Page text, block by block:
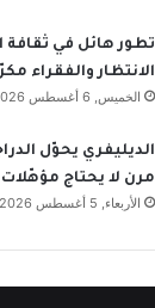
تطور هائل في ثقافة
الانتظار والفقراء
الخميس, 6 أغسطس 2026, 1:43 م
الديليفري يحوّل
مرن لا يحتاج
الأربعاء, 5 أغسطس 2026, 2:18 م